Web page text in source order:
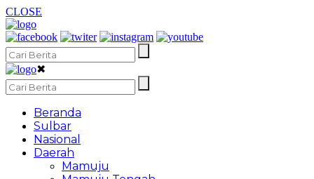
CLOSE
✖
Beranda
Sulbar
Nasional
Daerah
Mamuju